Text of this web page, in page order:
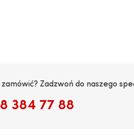
Zadzwoń do naszego
384 77 88